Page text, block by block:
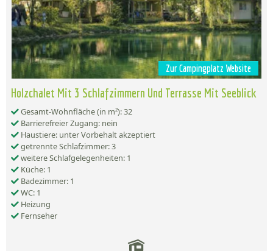
Zur Campingplatz Website
Holzchalet Mit 3 Schlafzimmern Und Terrasse Mit Seeblick
Gesamt-Wohnfläche (in m²): 32
Barrierefreier Zugang: nein
Haustiere: unter Vorbehalt akzeptiert
getrennte Schlafzimmer: 3
weitere Schlafgelegenheiten: 1
Küche: 1
Badezimmer: 1
WC: 1
Heizung
Fernseher